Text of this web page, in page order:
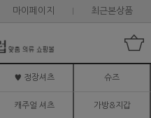
마이페이지 최근본상품
♥ 정장셔츠 슈즈
캐주얼 셔츠 가방&지갑